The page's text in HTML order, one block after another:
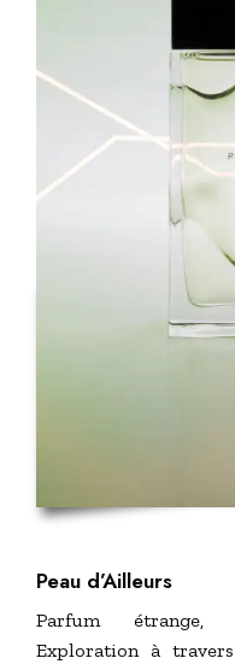
Peau d’Ailleurs
Parfum étrange,
Exploration à